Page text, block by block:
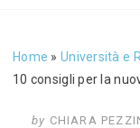
Home » Università e
10 consigli per la
by CHIARA